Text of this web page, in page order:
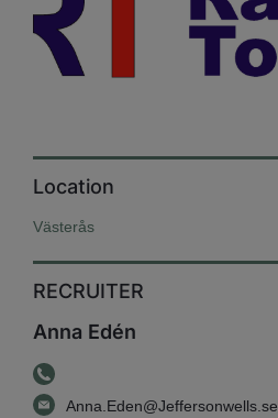
Location
Västerås
RECRUITER
Anna Edén
Anna.Eden@Jeffersonwells.se